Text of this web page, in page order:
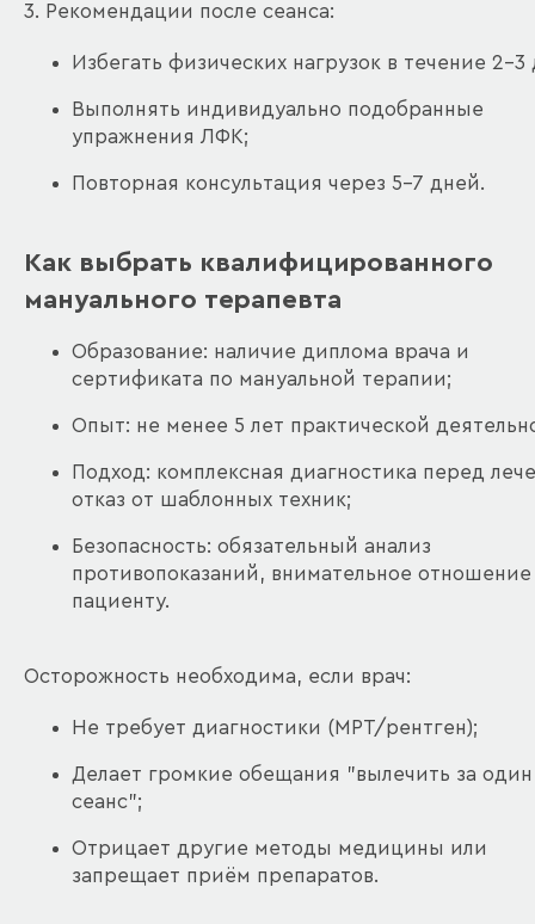
3. Рекомендации после сеанса:
Избегать физических нагрузок в течение 2–3
Выполнять индивидуально подобранные
упражнения ЛФК;
Повторная консультация через 5–7 дней.
Как выбрать квалифицированного
мануального терапевта
Образование: наличие диплома врача и
сертификата по мануальной терапии;
Опыт: не менее 5 лет практической
Подход: комплексная диагностика перед
отказ от шаблонных техник;
Безопасность: обязательный анализ
противопоказаний, внимательное отношение
пациенту.
Осторожность необходима, если врач:
Не требует диагностики (МРТ/рентген);
Делает громкие обещания "вылечить за один
сеанс";
Отрицает другие методы медицины или
запрещает приём препаратов.